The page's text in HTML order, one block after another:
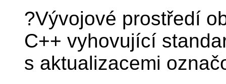
?Vývojové prostředí
C++ vyhovující
s aktualizacemi